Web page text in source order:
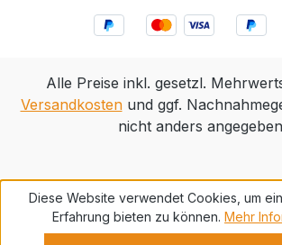
Alle Preise inkl. gesetzl.
Versandkostenund ggf.
nicht anders
Diese Website verwendet Cookies, um
Erfahrung bieten zu können. Mehr